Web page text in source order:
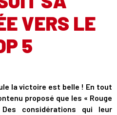
VERS LE
5
la victoire est belle ! En tout
proposé que les « Rouge
considérations qui leur